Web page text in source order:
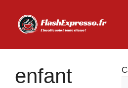
contenu
enfant